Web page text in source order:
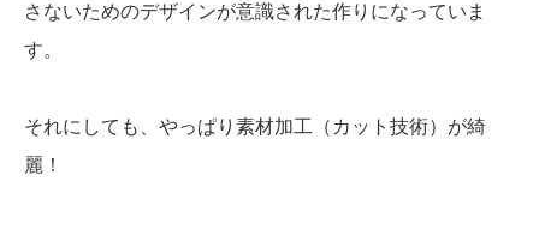
さないためのデザインが意識された作りになっていま
す。
それにしても、やっぱり素材加工（カット技術）が綺
麗！